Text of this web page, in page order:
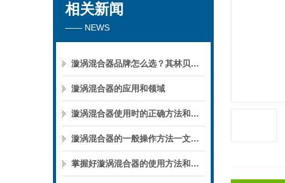
相关新闻
—— NEWS
漩涡混合器品牌怎么选？其林贝尔仪器选购参考
漩涡混合器的应用和领域
漩涡混合器使用时的正确方法和注意事项
漩涡混合器的一般操作方法一文详细介绍
掌握好漩涡混合器的使用方法和注意事项，轻松操作它